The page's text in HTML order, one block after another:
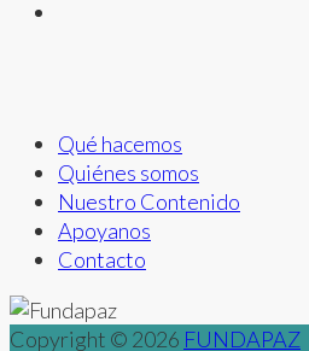
Qué hacemos
Quiénes somos
Nuestro Contenido
Apoyanos
Contacto
Copyright © 2026 FUNDAPAZ